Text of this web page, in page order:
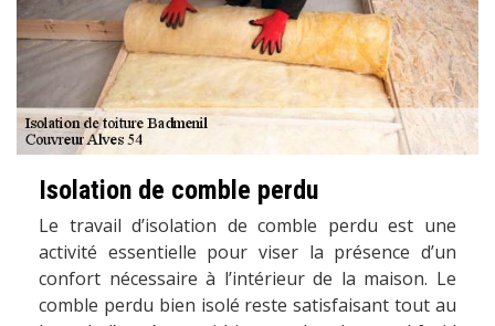
Isolation de comble perdu
Le travail d’isolation de comble perdu est une
activité essentielle pour viser la présence d’un
confort nécessaire à l’intérieur de la maison. Le
comble perdu bien isolé reste satisfaisant tout au